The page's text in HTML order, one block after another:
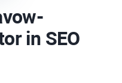
in SEO